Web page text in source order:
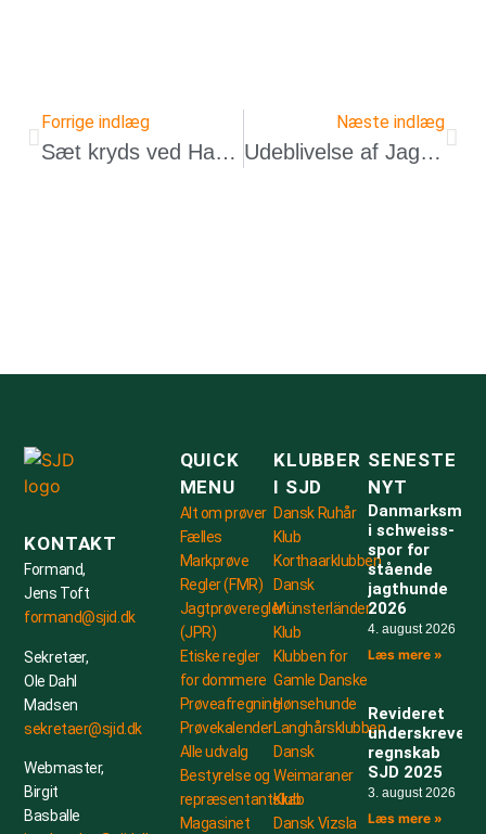
Forrige indlæg
Sæt kryds ved Hanne Aae Theilgaard
Næste indlæg
Udeblivelse af Jagthunden december!
KONTAKT
Formand,
Jens Toft
formand@sjid.dk
Sekretær,
Ole Dahl
Madsen
sekretaer@sjid.dk
Webmaster,
Birgit
Basballe
QUICK
MENU
Alt om prøver
Fælles
Markprøve
Regler (FMR)
Jagtprøveregler
(JPR)
Etiske regler
for dommere
Prøveafregning
Prøvekalender
Alle udvalg
Bestyrelse og
repræsentantskab
Magasinet
KLUBBER
I SJD
Dansk Ruhår
Klub
Korthaarklubben
Dansk
Münsterländer
Klub
Klubben for
Gamle Danske
Hønsehunde
Langhårsklubben
Dansk
Weimaraner
Klub
Dansk Vizsla
SENESTE
NYT
i schweiss-
spor for
stående
jagthunde
2026
4. august 2026
Læs mere »
Revideret
underskrevet
regnskab
SJD 2025
3. august 2026
Læs mere »